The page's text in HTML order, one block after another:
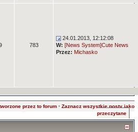
783
24.01.2013, 12:12:08
W: [News System]Cute News
Przez: Michasko
przez to forum ·Zaznacz wszystkie posty jako
przeczytane